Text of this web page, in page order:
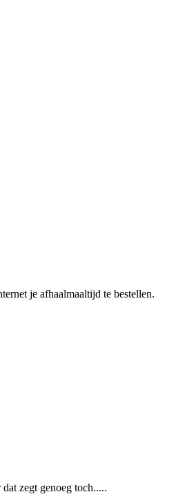
je afhaalmaaltijd te bestellen.
zegt genoeg toch.....